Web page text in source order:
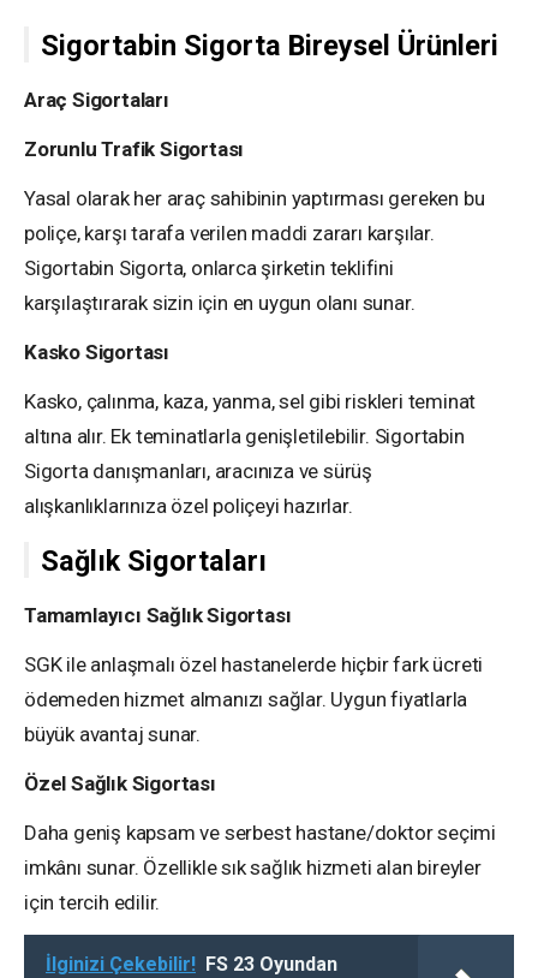
Sigortabin Sigorta Bireysel Ürünleri
Araç Sigortaları
Zorunlu Trafik Sigortası
Yasal olarak her araç sahibinin yaptırması gereken bu
poliçe, karşı tarafa verilen maddi zararı karşılar.
Sigortabin Sigorta, onlarca şirketin teklifini
karşılaştırarak sizin için en uygun olanı sunar.
Kasko Sigortası
Kasko, çalınma, kaza, yanma, sel gibi riskleri teminat
altına alır. Ek teminatlarla genişletilebilir. Sigortabin
Sigorta danışmanları, aracınıza ve sürüş
alışkanlıklarınıza özel poliçeyi hazırlar.
Sağlık Sigortaları
Tamamlayıcı Sağlık Sigortası
SGK ile anlaşmalı özel hastanelerde hiçbir fark ücreti
ödemeden hizmet almanızı sağlar. Uygun fiyatlarla
büyük avantaj sunar.
Özel Sağlık Sigortası
Daha geniş kapsam ve serbest hastane/doktor seçimi
imkânı sunar. Özellikle sık sağlık hizmeti alan bireyler
için tercih edilir.
İlginizi Çekebilir! FS 23 Oyundan